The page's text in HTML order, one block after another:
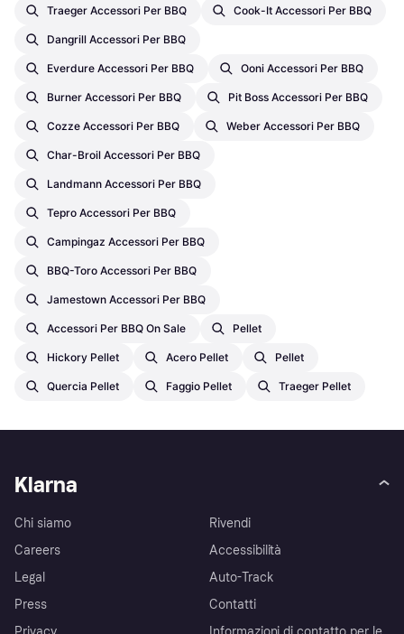
Traeger Accessori Per BBQ Cook-It Accessori Per BBQ
Dangrill Accessori Per BBQ
Everdure Accessori Per BBQ Ooni Accessori Per BBQ
Burner Accessori Per BBQ Pit Boss Accessori Per BBQ
Cozze Accessori Per BBQ Weber Accessori Per BBQ
Char-Broil Accessori Per BBQ
Landmann Accessori Per BBQ
Tepro Accessori Per BBQ
Campingaz Accessori Per BBQ
BBQ-Toro Accessori Per BBQ
Jamestown Accessori Per BBQ
Accessori Per BBQ On Sale Pellet
Hickory Pellet Acero Pellet Pellet
Quercia Pellet Faggio Pellet Traeger Pellet
Klarna
Chi siamo
Careers
Legal
Press
Rivendi
Accessibilità
Auto-Track
Contatti